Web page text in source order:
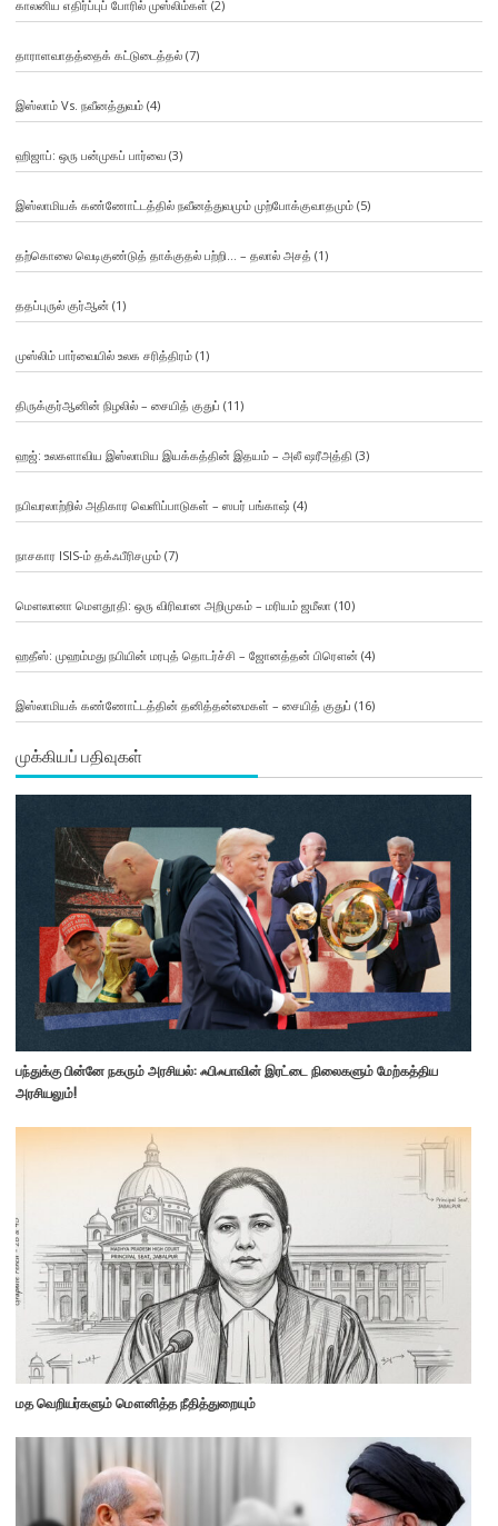
காலனிய எதிர்ப்புப் போரில் முஸ்லிம்கள் (2)
தாராளவாதத்தைக் கட்டுடைத்தல்(7)
இஸ்லாம் Vs. நவீனத்துவம்(4)
ஹிஜாப்: ஒரு பன்முகப் பார்வை(3)
இஸ்லாமியக் கண்ணோட்டத்தில் நவீனத்துவமும் முற்போக்குவாதமும்(5)
தற்கொலை வெடிகுண்டுத் தாக்குதல் பற்றி… – தலால் அசத் (1)
ததப்புருல் குர்ஆன் (1)
முஸ்லிம் பார்வையில் உலக சரித்திரம்(1)
திருக்குர்ஆனின் நிழலில் – சையித் குதுப் (11)
ஹஜ்: உலகளாவிய இஸ்லாமிய இயக்கத்தின் இதயம் – அலீ ஷரீஅத்தி (3)
நபிவரலாற்றில் அதிகார வெளிப்பாடுகள் – ஸபர் பங்காஷ் (4)
நாசகார ISIS-ம் தக்ஃபீரிசமும்(7)
மௌலானா மௌதூதி: ஒரு விரிவான அறிமுகம் – மரியம் ஜமீலா (10)
ஹதீஸ்: முஹம்மது நபியின் மரபுத் தொடர்ச்சி – ஜோனத்தன் பிரௌன் (4)
இஸ்லாமியக் கண்ணோட்டத்தின் தனித்தன்மைகள் – சையித் குதுப் (16)
முக்கியப் பதிவுகள்
பந்துக்கு பின்னே நகரும் அரசியல்: ஃபிஃபாவின் இரட்டை நிலைகளும் மேற்கத்திய
அரசியலும்!
மத வெறியர்களும் மௌனித்த நீதித்துறையும்